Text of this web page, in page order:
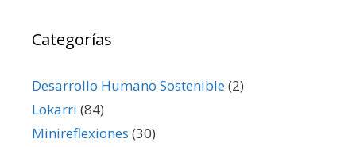
Categorías
Desarrollo Humano Sostenible(2)
Lokarri (84)
Minireflexiones (30)